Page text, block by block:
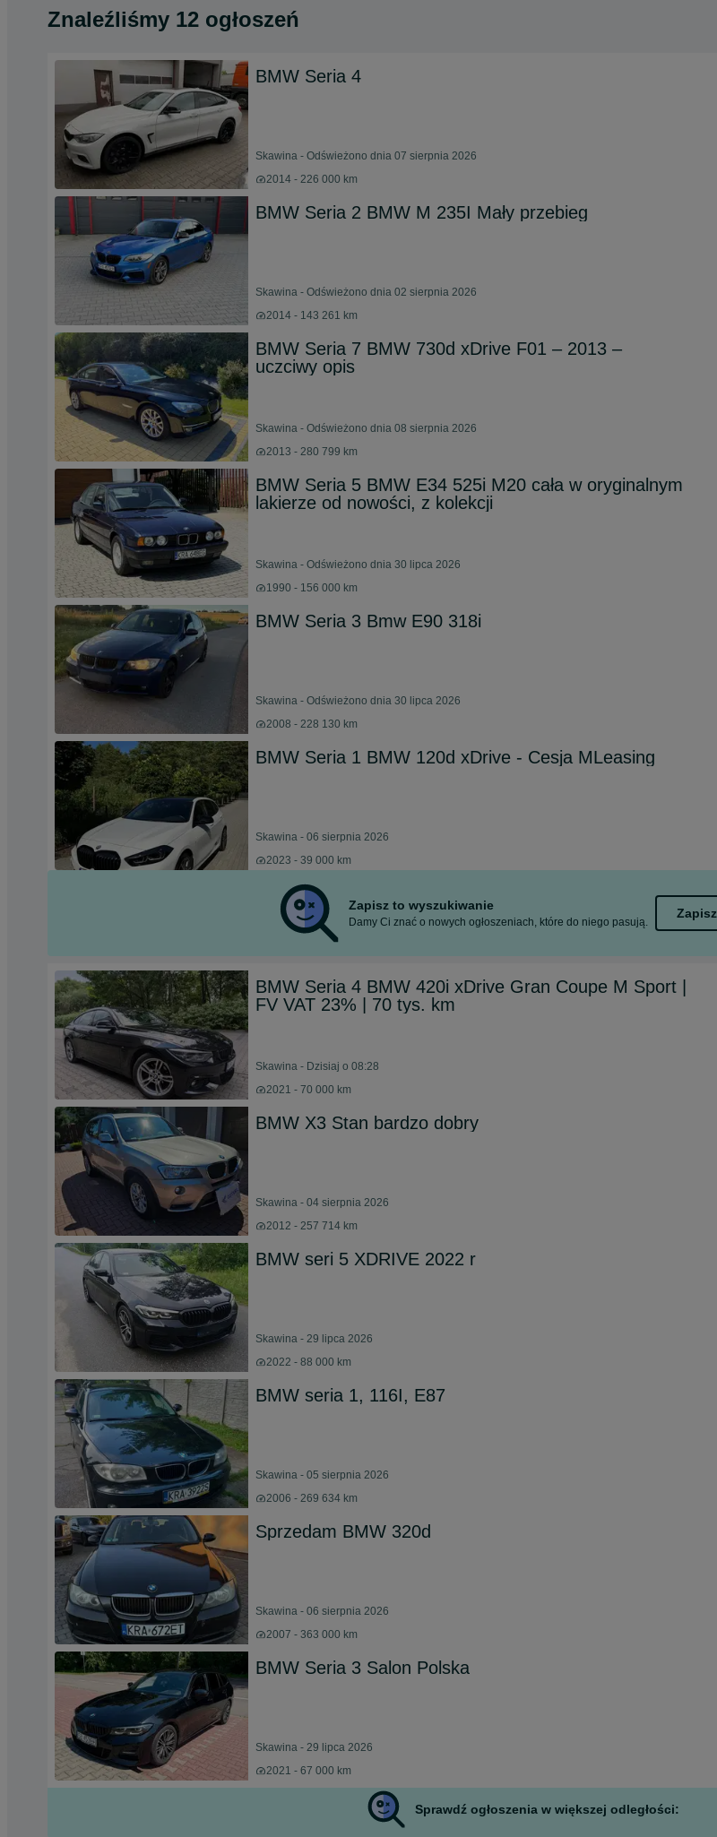
Znaleźliśmy 12 ogłoszeń
BMW Seria 4
Skawina - Odświeżono dnia 07 sierpnia 2026
2014 - 226 000 km
BMW Seria 2 BMW M 235I Mały przebieg
Skawina - Odświeżono dnia 02 sierpnia 2026
2014 - 143 261 km
BMW Seria 7 BMW 730d xDrive F01 – 2013 –
uczciwy opis
Skawina - Odświeżono dnia 08 sierpnia 2026
2013 - 280 799 km
BMW Seria 5 BMW E34 525i M20 cała w oryginalnym
lakierze od nowości, z kolekcji
Skawina - Odświeżono dnia 30 lipca 2026
1990 - 156 000 km
BMW Seria 3 Bmw E90 318i
Skawina - Odświeżono dnia 30 lipca 2026
2008 - 228 130 km
BMW Seria 1 BMW 120d xDrive - Cesja MLeasing
Skawina - 06 sierpnia 2026
2023 - 39 000 km
Zapisz to wyszukiwanie
Damy Ci znać o nowych ogłoszeniach, które do niego pasują.
Zapisz
BMW Seria 4 BMW 420i xDrive Gran Coupe M Sport |
FV VAT 23% | 70 tys. km
Skawina - Dzisiaj o 08:28
2021 - 70 000 km
BMW X3 Stan bardzo dobry
Skawina - 04 sierpnia 2026
2012 - 257 714 km
BMW seri 5 XDRIVE 2022 r
Skawina - 29 lipca 2026
2022 - 88 000 km
BMW seria 1, 116I, E87
Skawina - 05 sierpnia 2026
2006 - 269 634 km
Sprzedam BMW 320d
Skawina - 06 sierpnia 2026
2007 - 363 000 km
BMW Seria 3 Salon Polska
Skawina - 29 lipca 2026
2021 - 67 000 km
Sprawdź ogłoszenia w większej odległości: